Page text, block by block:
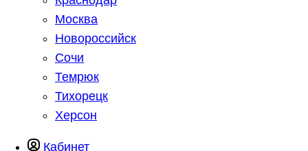
Москва
Новороссийск
Сочи
Темрюк
Тихорецк
Херсон
Кабинет